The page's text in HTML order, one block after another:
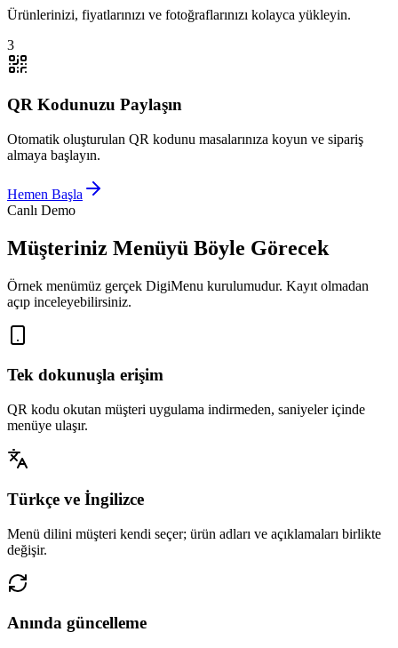
Ürünlerinizi, fiyatlarınızı ve fotoğraflarınızı kolayca yükleyin.
3
QR Kodunuzu Paylaşın
Otomatik oluşturulan QR kodunu masalarınıza koyun ve sipariş
almaya başlayın.
Hemen Başla
Canlı Demo
Müşteriniz Menüyü Böyle Görecek
Örnek menümüz gerçek DigiMenu kurulumudur. Kayıt olmadan
açıp inceleyebilirsiniz.
Tek dokunuşla erişim
QR kodu okutan müşteri uygulama indirmeden, saniyeler içinde
menüye ulaşır.
Türkçe ve İngilizce
Menü dilini müşteri kendi seçer; ürün adları ve açıklamaları birlikte
değişir.
Anında güncelleme